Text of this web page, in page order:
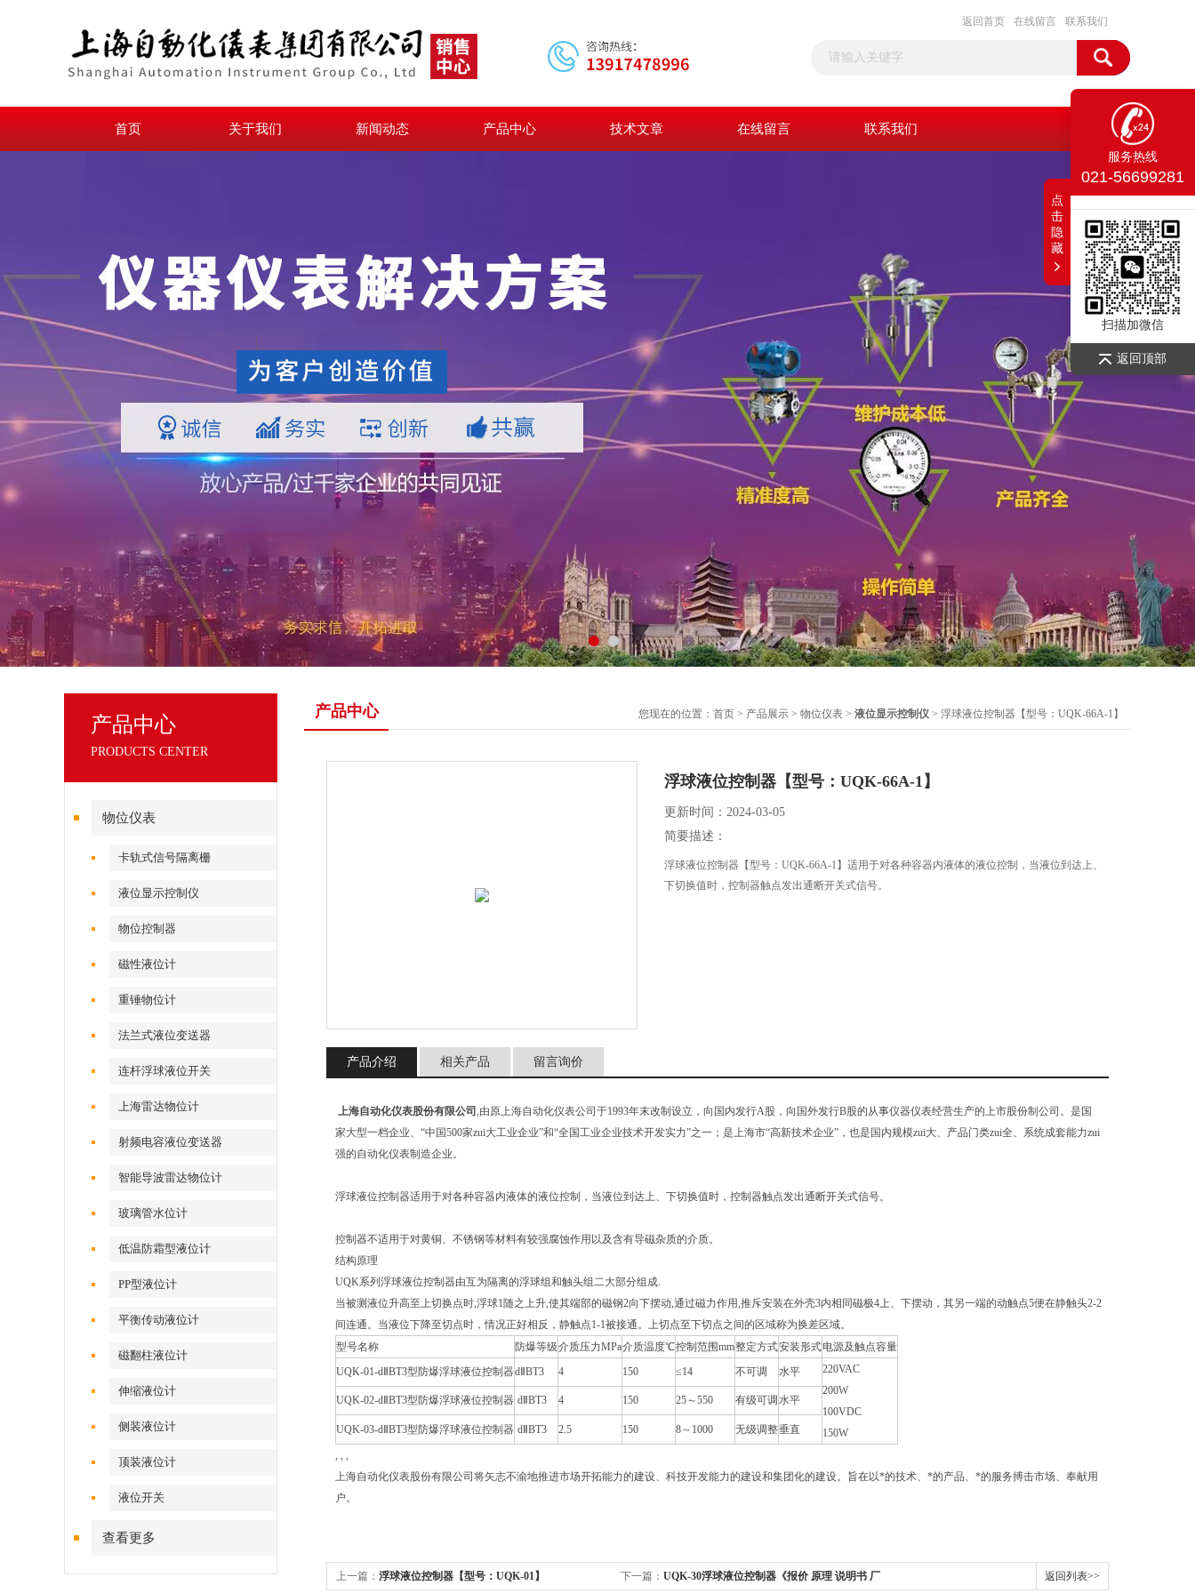
返回首页 在线留言 联系我们
首页 关于我们 新闻动态 产品中心 技术文章 在线留言 联系我们
产品中心
PRODUCTS CENTER
物位仪表
卡轨式信号隔离栅
液位显示控制仪
物位控制器
磁性液位计
重锤物位计
法兰式液位变送器
连杆浮球液位开关
上海雷达物位计
射频电容液位变送器
智能导波雷达物位计
玻璃管水位计
低温防霜型液位计
PP型液位计
平衡传动液位计
磁翻柱液位计
伸缩液位计
侧装液位计
顶装液位计
液位开关
查看更多
产品中心 您现在的位置： 首页 > 产品展示 > 物位仪表 > 液位显示控制仪 > 浮球液位控制器【型号：UQK-66A-1】
浮球液位控制器【型号：UQK-66A-1】
更新时间：2024-03-05
简要描述：
浮球液位控制器【型号：UQK-66A-1】适用于对各种容器内液体的液位控制，当液位到达上、
下切换值时，控制器触点发出通断开关式信号。
产品介绍 相关产品 留言询价
上海自动化仪表股份有限公司 ,由原上海自动化仪表公司于1993年末改制设立，向国内发行A股，向国外发行B股的从事仪器仪表经营生产的上市股份制公司。是国
家大型一档企业、“中国500家zui大工业企业”和“全国工业企业技术开发实力”之一；是上海市“高新技术企业”，也是国内规模zui大、产品门类zui全、系统成套能力zui
强的自动化仪表制造企业。
浮球液位控制器适用于对各种容器内液体的液位控制，当液位到达上、下切换值时，控制器触点发出通断开关式信号。
控制器不适用于对黄铜、不锈钢等材料有较强腐蚀作用以及含有导磁杂质的介质。
结构原理
UQK系列浮球液位控制器由互为隔离的浮球组和触头组二大部分组成.
当被测液位升高至上切换点时,浮球1随之上升,使其端部的磁钢2向下摆动,通过磁力作用,推斥安装在外壳3内相同磁极4上、下摆动，其另一端的动触点5便在静触头2-2
间连通。当液位下降至切点时，情况正好相反，静触点1-1被接通。上切点至下切点之间的区域称为换差区域。
型号名称
防爆等级介质压力MPa介质温度℃控制范围mm整定方式安装形式电源及触点容量
UQK-01-dⅡBT3型防爆浮球液位控制器dⅡBT3 4 150 ≤14 不可调 水平
220VAC
200W
100VDC
150W
UQK-02-dⅡBT3型防爆浮球液位控制器 dⅡBT3 4 150 25～550 有级可调 水平
UQK-03-dⅡBT3型防爆浮球液位控制器 dⅡBT3 2.5 150 8～1000 无级调整垂直
, , ,
上海自动化仪表股份有限公司将矢志不渝地推进市场开拓能力的建设、科技开发能力的建设和集团化的建设。旨在以*的技术、*的产品、*的服务搏击市场、奉献用
户。
上一篇： 浮球液位控制器【型号：UQK-01】 下一篇： UQK-30浮球液位控制器《报价 原理 说明书 厂 返回列表>>
服务热线
021-56699281
扫描加微信
返回顶部
点
击
隐
藏